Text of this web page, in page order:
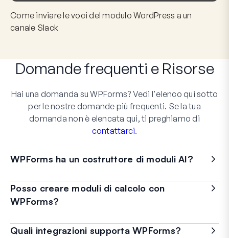
Come inviare le voci del modulo WordPress a un
canale Slack
Domande frequenti e Risorse
Hai una domanda su WPForms? Vedi l'elenco qui sotto
per le nostre domande più frequenti. Se la tua
domanda non è elencata qui, ti preghiamo di
contattarci.
WPForms ha un costruttore di moduli AI?
Posso creare moduli di calcolo con
WPForms?
Quali integrazioni supporta WPForms?